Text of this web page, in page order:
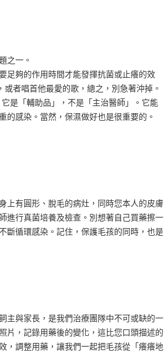
之一。
足夠的作用時間才能發揮抗菌或止癢的效
者唱首他最愛的歌，總之，別急著沖掉。
是「輔助品」，不是「主治醫師」。它能
感染。當然，保濕做好也是很重要的。
上有圓形、脫毛的病灶，同時您本人的皮膚
進行真菌培養及檢查。別想著自己買藥擦一
斷循環感染。記住，保護毛孩的同時，也是
主與家長，是我們治療團隊中不可或缺的一
片，記錄用藥後的變化，這比您口頭描述的
，調整用藥，讓我們一起把毛孩從「癢癢地